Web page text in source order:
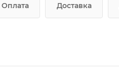
Оплата Доставка